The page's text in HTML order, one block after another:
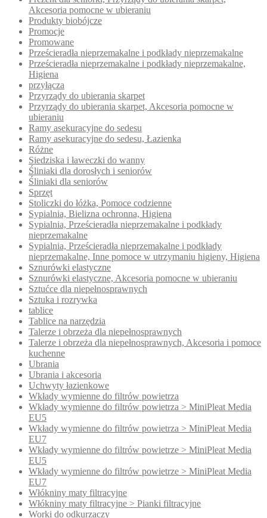
Akcesoria pomocne w ubieraniu
Produkty biobójcze
Promocje
Promowane
Prześcieradła nieprzemakalne i podkłady nieprzemakalne
Prześcieradła nieprzemakalne i podkłady nieprzemakalne,
Higiena
przyłącza
Przyrządy do ubierania skarpet
Przyrządy do ubierania skarpet, Akcesoria pomocne w
ubieraniu
Ramy asekuracyjne do sedesu
Ramy asekuracyjne do sedesu, Łazienka
Różne
Siedziska i ławeczki do wanny
Śliniaki dla dorosłych i seniorów
Śliniaki dla seniorów
Sprzęt
Stoliczki do łóżka, Pomoce codzienne
Sypialnia, Bielizna ochronna, Higiena
Sypialnia, Prześcieradła nieprzemakalne i podkłady
nieprzemakalne
Sypialnia, Prześcieradła nieprzemakalne i podkłady
nieprzemakalne, Inne pomoce w utrzymaniu higieny, Higiena
Sznurówki elastyczne
Sznurówki elastyczne, Akcesoria pomocne w ubieraniu
Sztućce dla niepełnosprawnych
Sztuka i rozrywka
tablice
Tablice na narzędzia
Talerze i obrzeża dla niepełnosprawnych
Talerze i obrzeża dla niepełnosprawnych, Akcesoria i pomoce
kuchenne
Ubrania
Ubrania i akcesoria
Uchwyty łazienkowe
Wkłady wymienne do filtrów powietrza
Wkłady wymienne do filtrów powietrza > MiniPleat Media
EU5
Wkłady wymienne do filtrów powietrza > MiniPleat Media
EU7
Wkłady wymienne do filtrów powietrze > MiniPleat Media
EU5
Wkłady wymienne do filtrów powietrze > MiniPleat Media
EU7
Włókniny maty filtracyjne
Włókniny maty filtracyjne > Pianki filtracyjne
Worki do odkurzaczy